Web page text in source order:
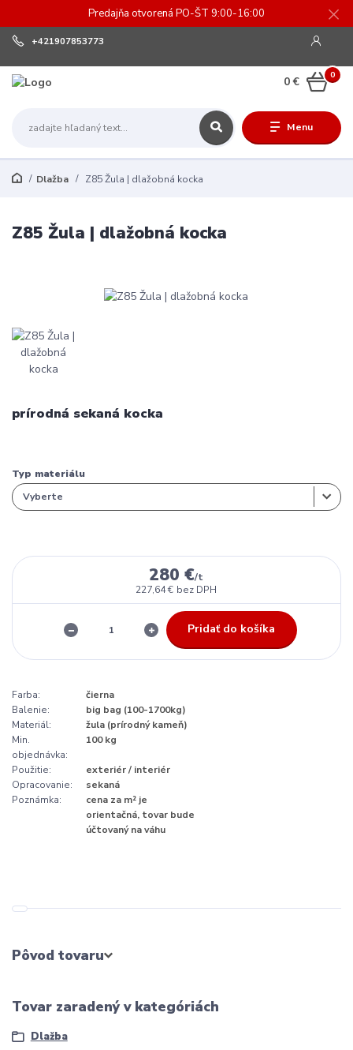
Predajňa otvorená PO-ŠT 9:00-16:00
Menu
+421907853773
0
0 €
Dlažba Z85 Žula | dlažobná kocka
Z85 Žula | dlažobná kocka
prírodná sekaná kocka
Typ materiálu
280 €/t
227,64 € bez DPH
Pridať do košíka
Farba:
čierna
Balenie:
big bag (100-1700kg)
Materiál:
žula (prírodný kameň)
Min.
objednávka:
100 kg
Použitie:
exteriér / interiér
Opracovanie:
sekaná
Poznámka:
cena za m² je
orientačná, tovar bude
účtovaný na váhu
Pôvod tovaru
Tovar zaradený v kategóriách
Dlažba